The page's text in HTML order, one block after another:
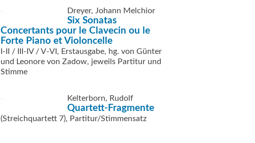
Dreyer, Johann Melchior
Six Sonatas
Concertants pour le Clavecin ou le
Forte Piano et Violoncelle
I-II / III-IV / V-VI, Erstausgabe, hg. von Günter
und Leonore von Zadow, jeweils Partitur und
Stimme
Kelterborn, Rudolf
Quartett-Fragmente
(Streichquartett 7), Partitur/Stimmensatz